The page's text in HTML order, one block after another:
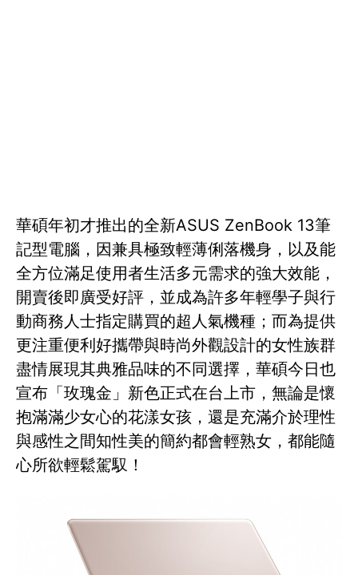
華碩年初才推出的全新ASUS ZenBook 13筆
記型電腦，因兼具極致輕薄俐落機身，以及能
全方位滿足使用者生活多元需求的強大效能，
開賣後即廣受好評，並成為許多年輕學子與行
動商務人士指定購買的超人氣機種；而為提供
更注重便利好攜帶與時尚外觀設計的女性族群
盡情展現其典雅品味的不同選擇，華碩今日也
宣布「玫瑰金」新色正式在台上市，無論是懷
抱滿滿少女心的花漾女孩，還是充滿介於理性
與感性之間知性美的簡約都會輕熟女，都能隨
心所欲輕鬆駕馭！